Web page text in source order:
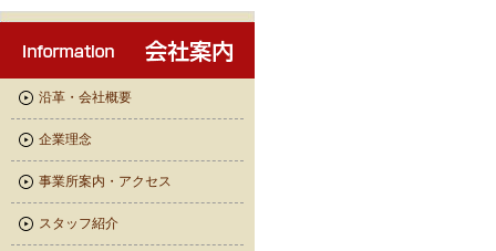
沿革・会社概要
企業理念
事業所案内・アクセス
スタッフ紹介